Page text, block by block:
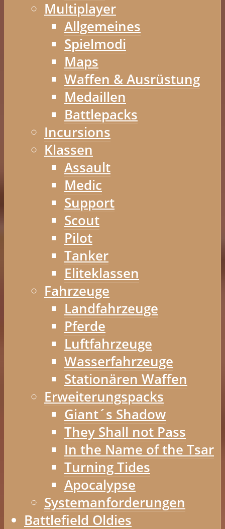
Multiplayer
Allgemeines
Spielmodi
Maps
Waffen & Ausrüstung
Medaillen
Battlepacks
Incursions
Klassen
Assault
Medic
Support
Scout
Pilot
Tanker
Eliteklassen
Fahrzeuge
Landfahrzeuge
Pferde
Luftfahrzeuge
Wasserfahrzeuge
Stationären Waffen
Erweiterungspacks
Giant´s Shadow
They Shall not Pass
In the Name of the Tsar
Turning Tides
Apocalypse
Systemanforderungen
Battlefield Oldies